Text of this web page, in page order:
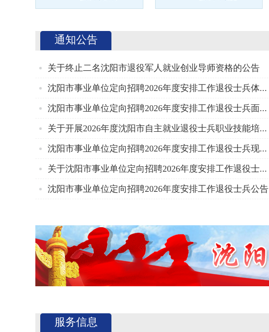
通知公告
关于终止二名沈阳市退役军人就业创业导师资格的公告
沈阳市事业单位定向招聘2026年度安排工作退役士兵体...
沈阳市事业单位定向招聘2026年度安排工作退役士兵面...
关于开展2026年度沈阳市自主就业退役士兵职业技能培...
沈阳市事业单位定向招聘2026年度安排工作退役士兵现...
关于沈阳市事业单位定向招聘2026年度安排工作退役士...
沈阳市事业单位定向招聘2026年度安排工作退役士兵公告
服务信息